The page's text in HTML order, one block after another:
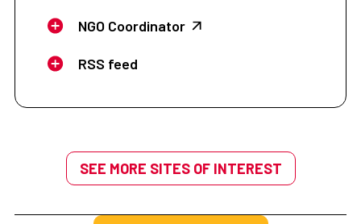
NGO Coordinator
RSS feed
SEE MORE SITES OF INTEREST